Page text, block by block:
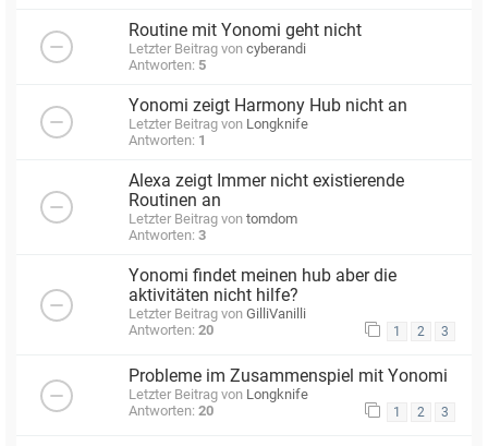
Routine mit Yonomi geht nicht
Letzter Beitrag von cyberandi
Antworten: 5
Yonomi zeigt Harmony Hub nicht an
Letzter Beitrag von Longknife
Antworten: 1
Alexa zeigt Immer nicht existierende
Routinen an
Letzter Beitrag von tomdom
Antworten: 3
Yonomi findet meinen hub aber die
aktivitäten nicht hilfe?
Letzter Beitrag von GilliVanilli
Antworten: 20 1 2 3
Probleme im Zusammenspiel mit Yonomi
Letzter Beitrag von Longknife
Antworten: 20 1 2 3